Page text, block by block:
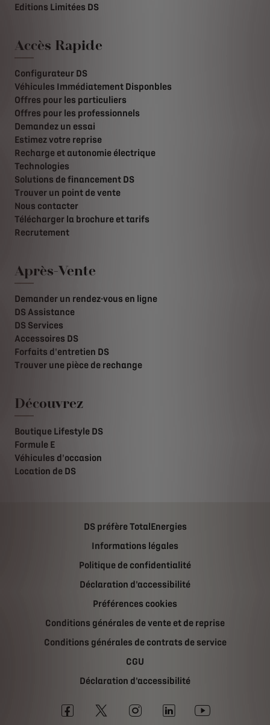
Editions Limitées DS
Accès Rapide
Configurateur DS
Véhicules Immédiatement Disponbles
Offres pour les particuliers
Offres pour les professionnels
Demandez un essai
Estimez votre reprise
Recharge et autonomie électrique
Technologies
Solutions de financement DS
Trouver un point de vente
Nous contacter
Télécharger la brochure et tarifs
Recrutement
Après-Vente
Demander un rendez-vous en ligne
DS Assistance
DS Services
Accessoires DS
Forfaits d'entretien DS
Trouver une pièce de rechange
Découvrez
Boutique Lifestyle DS
Formule E
Véhicules d'occasion
Location de DS
DS préfère TotalEnergies
Informations légales
Politique de confidentialité
Déclaration d'accessibilité
Préférences cookies
Conditions générales de vente et de reprise
Conditions générales de contrats de service
CGU
Déclaration d'accessibilité